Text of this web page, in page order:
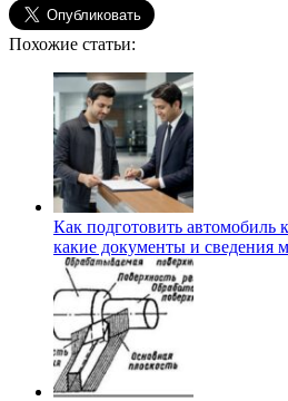
Похожие статьи:
Как подготовить автомобиль
какие документы и сведения